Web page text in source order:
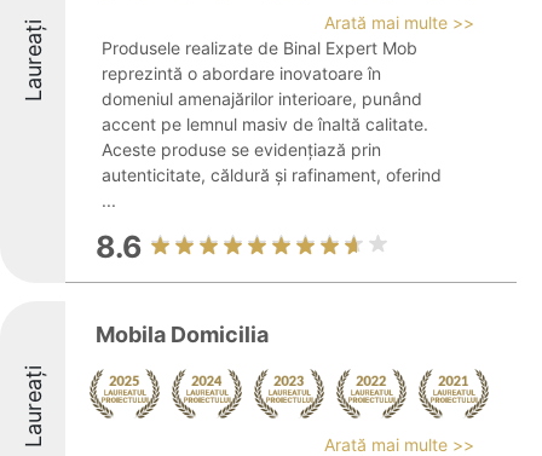
Laureați
Arată mai multe >>
Produsele realizate de Binal Expert Mob
reprezintă o abordare inovatoare în
domeniul amenajărilor interioare, punând
accent pe lemnul masiv de înaltă calitate.
Aceste produse se evidențiază prin
autenticitate, căldură și rafinament, oferind
...
8.6
Laureați
Mobila Domicilia
Arată mai multe >>